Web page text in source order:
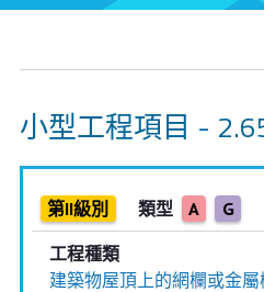
小型工程項目 -
第II級別 類型 A G
工程種類
建築物屋頂上的網欄或金屬